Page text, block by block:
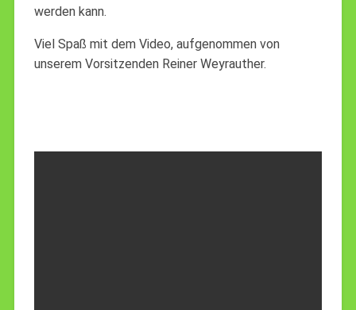
werden kann.
Viel Spaß mit dem Video, aufgenommen von
unserem Vorsitzenden Reiner Weyrauther.